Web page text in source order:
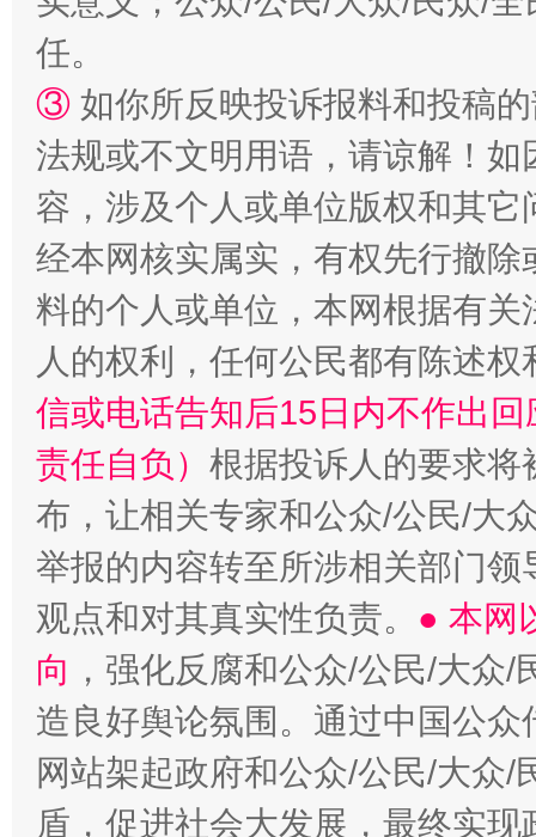
“蜀中异人”王建安的艺术幻境
任。
③ 如你所反映投诉报料和投稿
法规或不文明用语，请谅解！
容，涉及个人或单位版权和其它
经本网核实属实，有权先行撤
料的个人或单位，本网根据有
人的权利，任何公民都有陈述
信或电话告知后15日内不作出
责任自负） 根据投诉人的要求将
布，让相关专家和公众/公民/大
举报的内容转至所涉相关部门
观点和对其真实性负责。 ● 本网
向 ，强化反腐和公众/公民/大众
造良好舆论氛围。通过中国公
网站架起政府和公众/公民/大众
盾，促进社会大发展，最终实